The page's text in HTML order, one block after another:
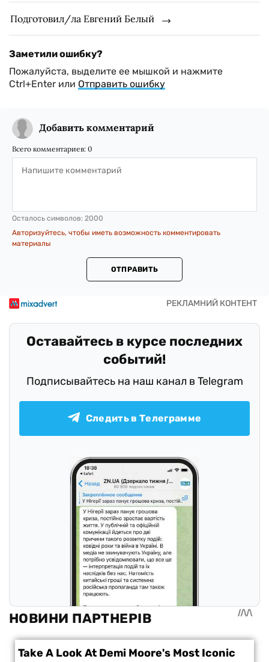
Подготовил/ла Евгений Белый
Заметили ошибку?
Пожалуйста, выделите ее мышкой и нажмите
Ctrl+Enter или Отправить ошибку
Добавить комментарий
Всего комментариев: 0
Осталось символов: 2000
Авторизуйтесь, чтобы иметь возможность комментировать
материалы
ОТПРАВИТЬ
Оставайтесь в курсе последних
событий!
Подписывайтесь на наш канал в Telegram
Следить в Телеграмме